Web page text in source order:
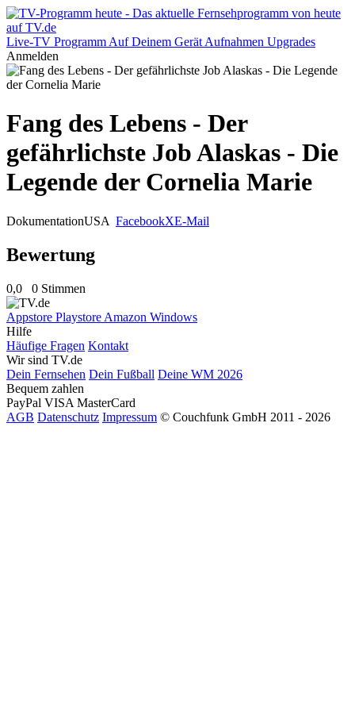
Live-TV Programm Auf Deinem Gerät Aufnahmen Upgrades
Anmelden
Fang des Lebens - Der
gefährlichste Job Alaskas - Die
Legende der Cornelia Marie
DokumentationUSA FacebookXE-Mail
Bewertung
0,0 0 Stimmen
Appstore Playstore Amazon Windows
Hilfe
Häufige Fragen Kontakt
Wir sind TV.de
Dein Fernsehen Dein Fußball Deine WM 2026
Bequem zahlen
PayPal VISA MasterCard
AGB Datenschutz Impressum © Couchfunk GmbH 2011 - 2026